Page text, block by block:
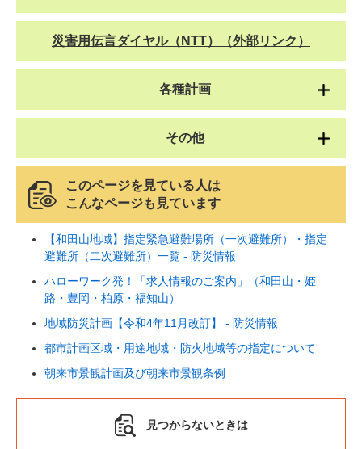
災害用伝言ダイヤル（NTT）（外部リンク）
各種計画
その他
このページを見ている人は
こんなページも見ています
【和田山地域】指定緊急避難場所（一次避難所）・指定
避難所（二次避難所）一覧 - 防災情報
ハローワーク発！「求人情報のご案内」（和田山・姫
路・豊岡・柏原・福知山）
地域防災計画【令和4年11月改訂】 - 防災情報
都市計画区域・用途地域・防火地域等の指定について
朝来市景観計画及び朝来市景観条例
見つからないときは